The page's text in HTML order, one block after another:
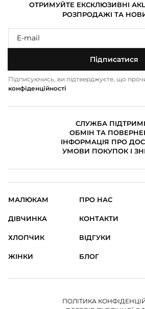
ОТРИМУЙТЕ ЕКСКЛЮЗИВНІ
РОЗПРОДАЖІ ТА
Підписатися
Підписуючись, ви підтверджуєте, що
конфіденційності
СЛУЖБА
ОБМІН ТА
ІНФОРМАЦІЯ ПРО
УМОВИ ПОКУПОК І
МАЛЮКАМ
ДІВЧИНКА
ХЛОПЧИК
ЖІНКИ
ПРО НАС
КОНТАКТИ
ВІДГУКИ
БЛОГ
ПОЛІТИКА